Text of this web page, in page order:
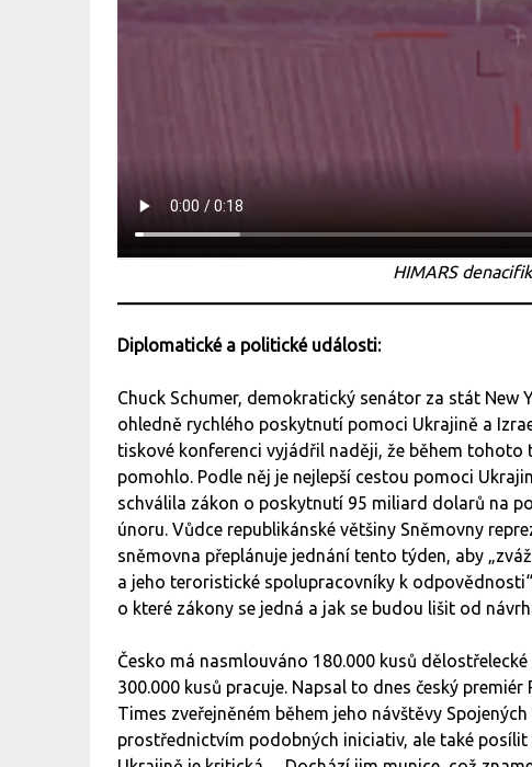
HIMARS
Diplomatické a politické události:
Chuck Schumer, demokratický senátor za stát New
ohledně rychlého poskytnutí pomoci Ukrajině a
tiskové konferenci vyjádřil naději, že během tohoto
pomohlo. Podle něj je nejlepší cestou pomoci
schválila zákon o poskytnutí 95 miliard dolarů na
únoru. Vůdce republikánské většiny Sněmovny
sněmovna přeplánuje jednání tento týden, aby
a jeho teroristické spolupracovníky k
o které zákony se jedná a jak se budou lišit od
Česko má nasmlouváno 180.000 kusů
300.000 kusů pracuje. Napsal to dnes český premiér
Times zveřejněném během jeho návštěvy
prostřednictvím podobných iniciativ, ale také posílit